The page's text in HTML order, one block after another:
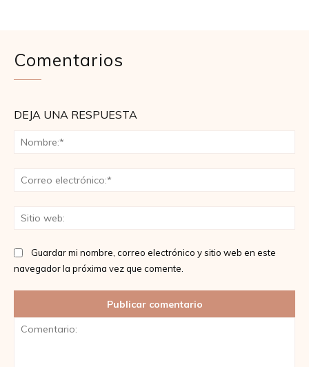
Comentarios
DEJA UNA RESPUESTA
Guardar mi nombre, correo electrónico y sitio web en este
navegador la próxima vez que comente.